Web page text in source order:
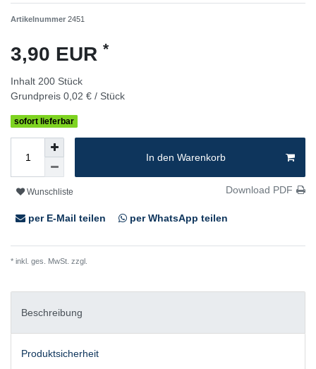
Artikelnummer 2451
3,90 EUR *
Inhalt 200 Stück
Grundpreis 0,02 € / Stück
sofort lieferbar
In den Warenkorb
Wunschliste Download PDF
per E-Mail teilen per WhatsApp teilen
* inkl. ges. MwSt. zzgl.
Beschreibung
Produktsicherheit